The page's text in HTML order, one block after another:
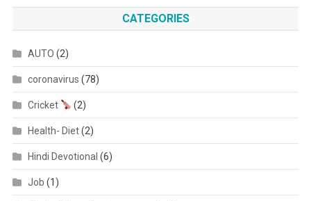
CATEGORIES
AUTO (2)
coronavirus (78)
Cricket (2)
Health- Diet(2)
Hindi Devotional (6)
Job (1)